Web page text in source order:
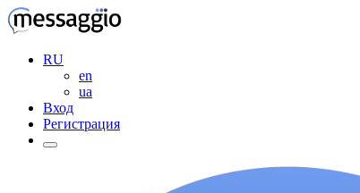
RU
en
ua
Вход
Регистрация